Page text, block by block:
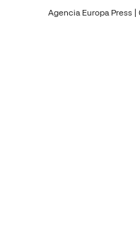
Agencia Europa Press |